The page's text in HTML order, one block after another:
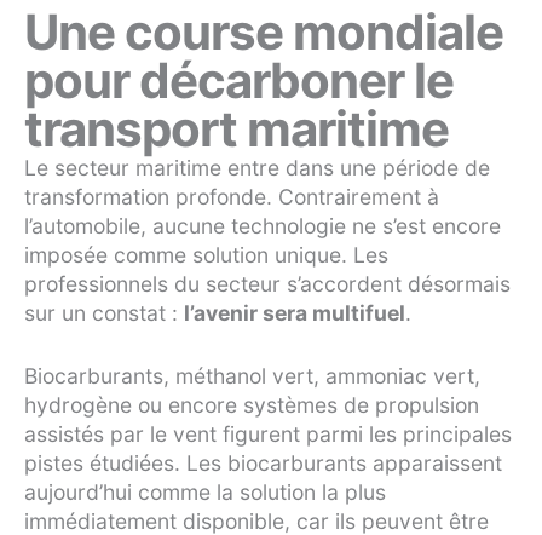
Une course mondiale
pour décarboner le
transport maritime
Le secteur maritime entre dans une période de
transformation profonde. Contrairement à
l’automobile, aucune technologie ne s’est encore
imposée comme solution unique. Les
professionnels du secteur s’accordent désormais
sur un constat : l’avenir sera multifuel.
Biocarburants, méthanol vert, ammoniac vert,
hydrogène ou encore systèmes de propulsion
assistés par le vent figurent parmi les principales
pistes étudiées. Les biocarburants apparaissent
aujourd’hui comme la solution la plus
immédiatement disponible, car ils peuvent être